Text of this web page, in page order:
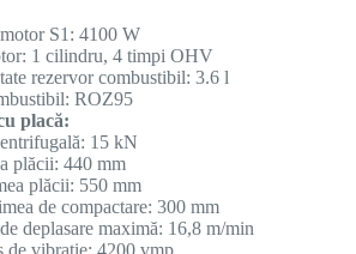
S1: 4100 W
1 cilindru, 4 timpi OHV
rezervor combustibil: 3.6 l
ROZ95
placă:
15 kN
plăcii: 440 mm
plăcii: 550 mm
de compactare: 300 mm
deplasare maximă: 16,8 m/min
de vibrație: 4200 vmp